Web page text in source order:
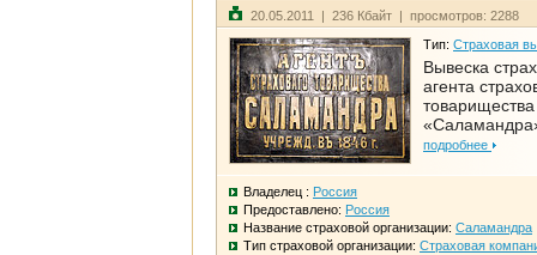
20.05.2011 | 236 Кбайт | просмотров: 2288
Тип: Страховая
Вывеска
агента
товарищества
подробнее
Владелец : Россия
Предоставлено: Россия
Название страховой организации: Саламандра
Тип страховой организации: Страховая